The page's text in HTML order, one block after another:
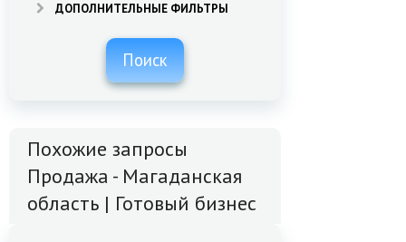
ДОПОЛНИТЕЛЬНЫЕ ФИЛЬТРЫ
Поиск
Похожие запросы
Продажа - Магаданская
область | Готовый бизнес